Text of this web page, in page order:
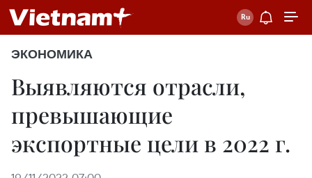
ЭКОНОМИКА
Выявляются отрасли,
превышающие
экспортные цели в 2022 г.